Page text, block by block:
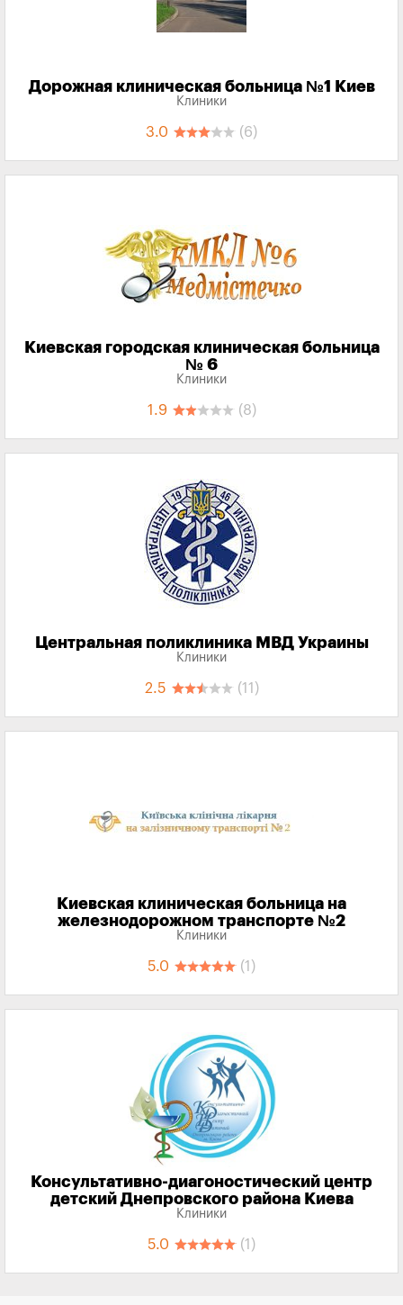
Дорожная клиническая больница №1 Киев
Клиники
3.0 (6)
Киевская городская клиническая больница
№ 6
Клиники
1.9 (8)
Центральная поликлиника МВД Украины
Клиники
2.5 (11)
Киевская клиническая больница на
железнодорожном транспорте №2
Клиники
5.0 (1)
Консультативно-диагоностический центр
детский Днепровского района Киева
Клиники
5.0 (1)